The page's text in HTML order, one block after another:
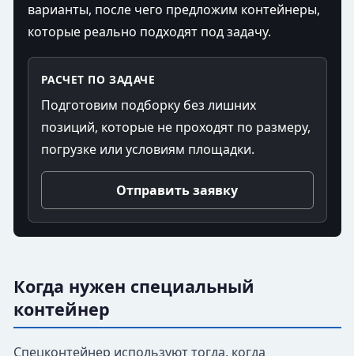
варианты, после чего предложим контейнеры,
которые реально подходят под задачу.
РАСЧЕТ ПО ЗАДАЧЕ
Подготовим подборку без лишних
позиций, которые не проходят по размеру,
погрузке или условиям площадки.
Отправить заявку
Когда нужен специальный
контейнер
Спецконтейнер используют тогда, когда